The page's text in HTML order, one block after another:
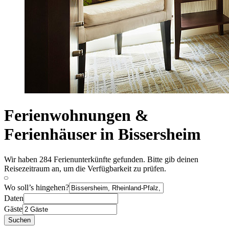
Ferienwohnungen &
Ferienhäuser in Bissersheim
Wir haben 284 Ferienunterkünfte gefunden. Bitte gib deinen
Reisezeitraum an, um die Verfügbarkeit zu prüfen.
Wo soll’s hingehen?
Daten
Gäste
Suchen